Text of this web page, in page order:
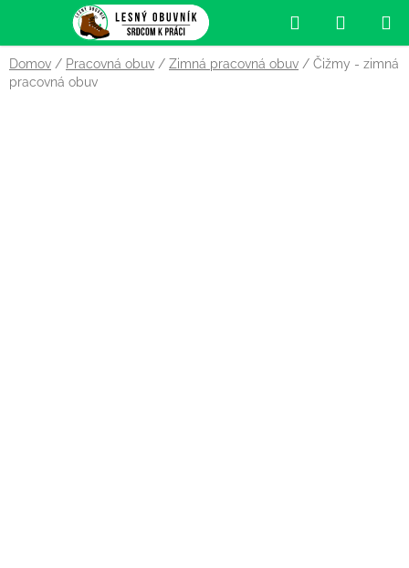
obsah
Hľadať
KOŠÍK
Domov / Pracovná obuv / Zimná pracovná obuv / Čižmy - zimná
pracovná obuv